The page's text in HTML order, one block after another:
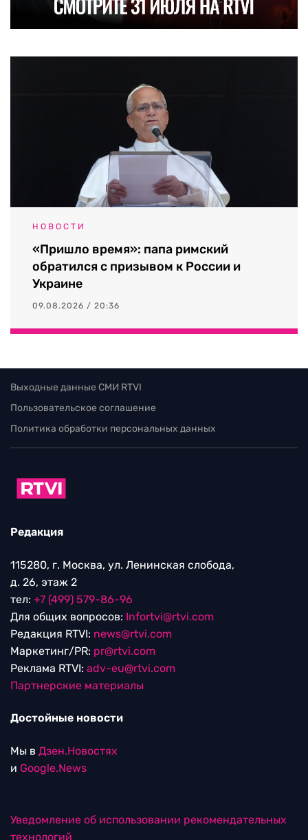
НОВОСТИ
«Пришло время»: папа римский
обратился с призывом к России и
Украине
09.08.2026 / 20:36
Выходные данные СМИ RTVI
Пользовательское соглашение
Политика обработки персональных данных
Редакция
115280, г. Москва, ул. Ленинская слобода,
д. 26, этаж 2
тел: +7 (499) 579-86-96
Для общих вопросов: Infortvi@rtvi.com
Редакция RTVI: news@rtvi.com
Маркетинг/PR: pr@rtvi.com
Реклама RTVI: adv-eu@rtvi.com
Партнерские материалы
Достойные новости
Мы в Дзен.Новостях
и Google.News
Уведомление об использовании рекомендательных
технологий